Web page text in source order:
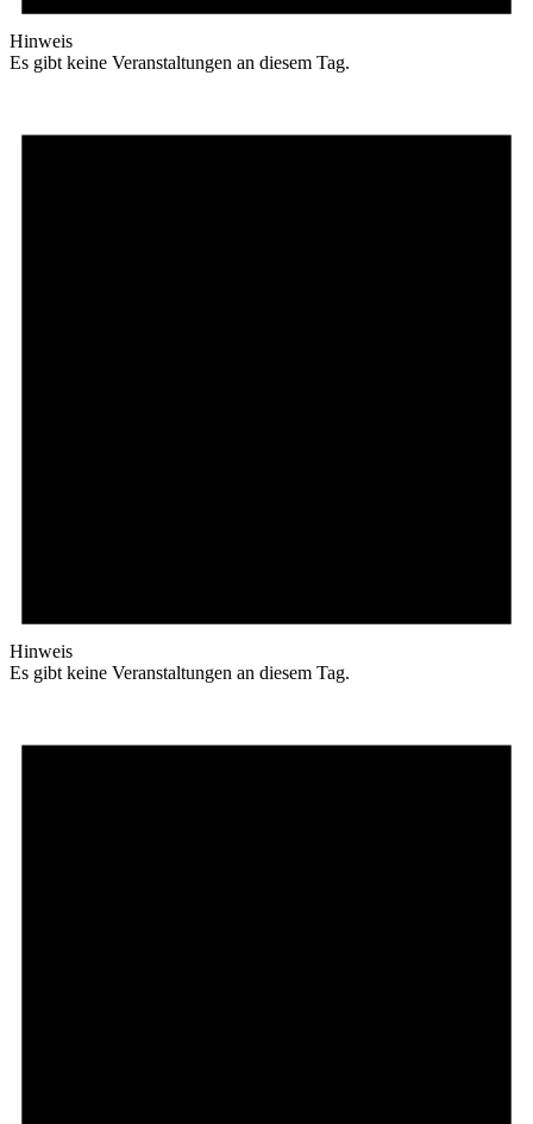
Hinweis
Es gibt keine Veranstaltungen an diesem Tag.
Hinweis
Es gibt keine Veranstaltungen an diesem Tag.